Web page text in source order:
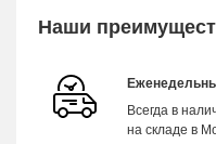
Наши
Всегда в
на складе в